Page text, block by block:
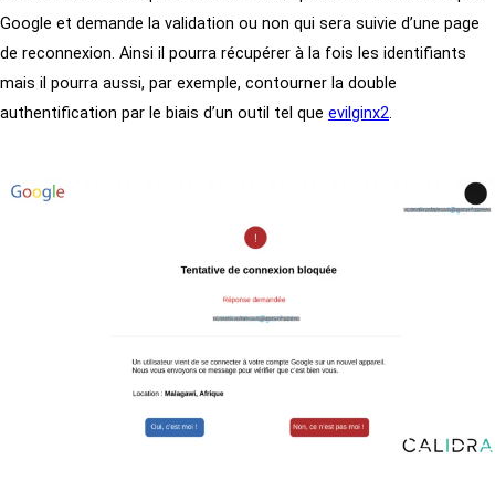
Google et demande la validation ou non qui sera suivie d’une page
de reconnexion. Ainsi il pourra récupérer à la fois les identifiants
mais il pourra aussi, par exemple, contourner la double
authentification par le biais d’un outil tel que evilginx2.